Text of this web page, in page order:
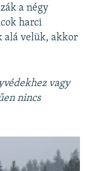
a négy
harci
alá velük, akkor
vagy
nincs